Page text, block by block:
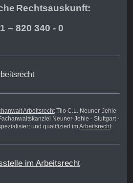
Rechtsauskunft:
– 820 340 - 0
ArbeitsrechtTilo C.L. Neuner-Jehle
Neuner-Jehle - Stuttgart -
und qualifiziert imArbeitsrecht:
im Arbeitsrecht